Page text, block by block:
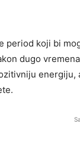
period koji bi
dugo